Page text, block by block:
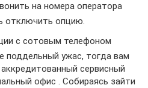
на номера оператора
отключить опцию.
с сотовым телефоном
поддельный ужас, тогда вам
сервисный
офис . Собираясь зайти